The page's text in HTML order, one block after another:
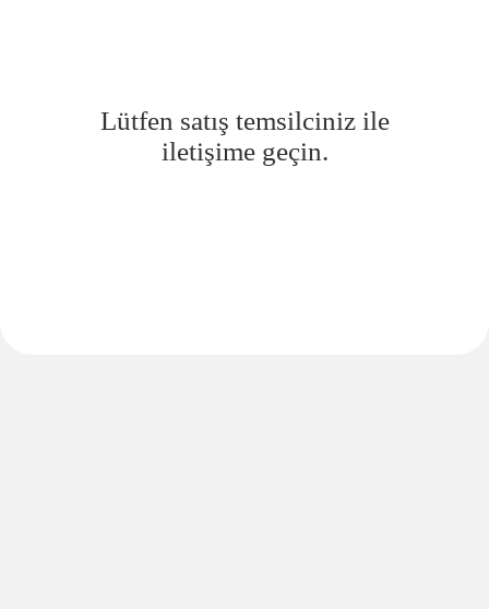
Lütfen satış temsilciniz ile
iletişime geçin.